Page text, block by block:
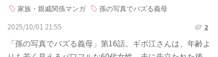
家族・親戚関係マンガ
孫の写真でバズる義母
2025/10/01 21:55
2
「孫の写真でバズる義母」第16話。ギボ江さんは、年齢よ